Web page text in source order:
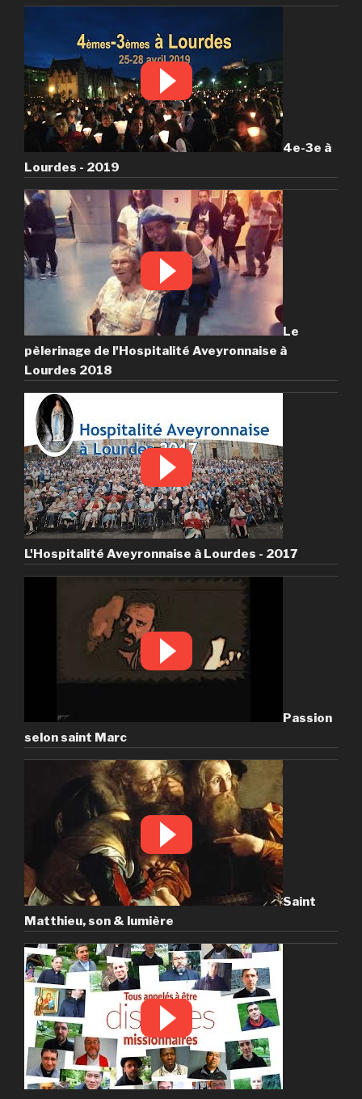
4e-3e à
Lourdes - 2019
Le
pèlerinage de l'Hospitalité Aveyronnaise à
Lourdes 2018
L'Hospitalité Aveyronnaise à Lourdes - 2017
Passion
selon saint Marc
Saint
Matthieu, son & lumière